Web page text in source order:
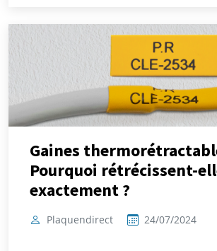
Gaines
Pourquoi rétrécissent-
exactement ?
Plaquendirect 24/07/2024